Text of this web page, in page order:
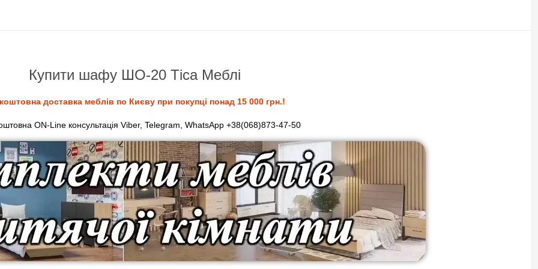
Опис доступних декорів
меблів. Світлі деревні відтінки допомагають візуально збільшити простір, теплі натуральні текстури створюють
сучасний характер інтер’єру. Кожен варіант має власний малюнок та фактуру, що дозволяє підібрати оптимальне рішення для
Важливо
Купити шафу ШО-20 Тіса Меблі
доставка меблів по Києву при покупці понад 15 000 грн.!
ON-Line консультація Viber, Telegram, WhatsApp +38(068)873-47-50